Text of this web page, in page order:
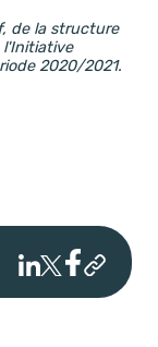
de la structure
l'Initiative
2020/2021.